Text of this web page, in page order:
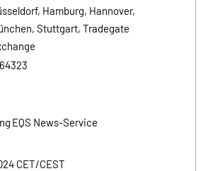
Hamburg, Hannover,
Stuttgart, Tradegate
EQS News-Service
CET/CEST